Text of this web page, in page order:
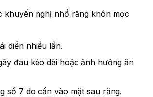
khuyến nghị nhổ răng khôn mọc
diễn nhiều lần.
đau kéo dài hoặc ảnh hưởng ăn
số 7 do cấn vào mặt sau răng.